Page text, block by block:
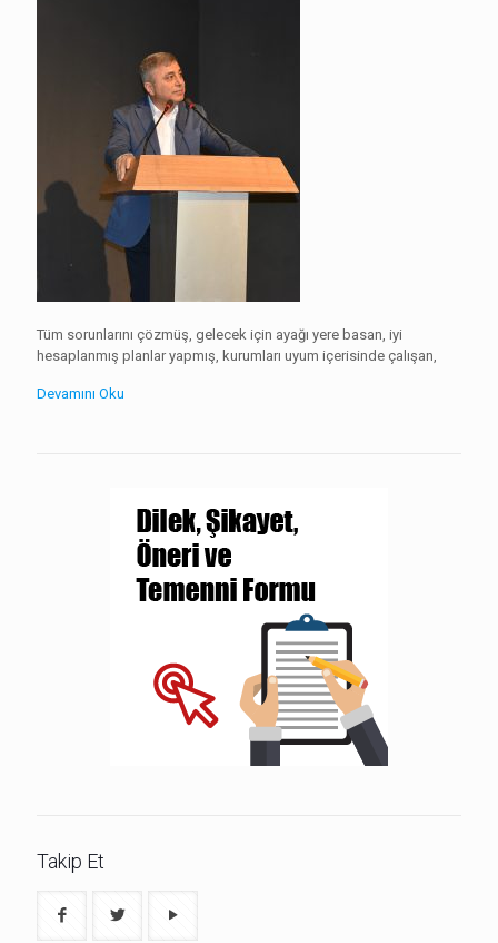
Tüm sorunlarını çözmüş, gelecek için ayağı yere basan, iyi
hesaplanmış planlar yapmış, kurumları uyum içerisinde çalışan,
Devamını Oku
Takip Et